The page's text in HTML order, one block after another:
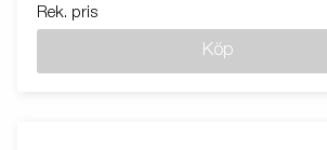
Rek. pris
Köp